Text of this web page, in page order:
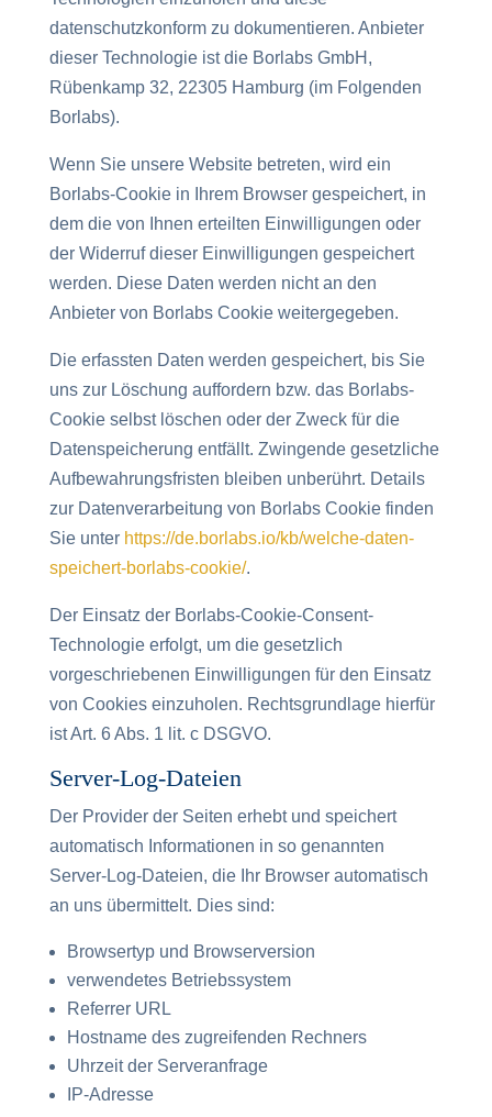
datenschutzkonform zu dokumentieren. Anbieter
dieser Technologie ist die Borlabs GmbH,
Rübenkamp 32, 22305 Hamburg (im Folgenden
Borlabs).
Wenn Sie unsere Website betreten, wird ein
Borlabs-Cookie in Ihrem Browser gespeichert, in
dem die von Ihnen erteilten Einwilligungen oder
der Widerruf dieser Einwilligungen gespeichert
werden. Diese Daten werden nicht an den
Anbieter von Borlabs Cookie weitergegeben.
Die erfassten Daten werden gespeichert, bis Sie
uns zur Löschung auffordern bzw. das Borlabs-
Cookie selbst löschen oder der Zweck für die
Datenspeicherung entfällt. Zwingende gesetzliche
Aufbewahrungsfristen bleiben unberührt. Details
zur Datenverarbeitung von Borlabs Cookie finden
Sie unter https://de.borlabs.io/kb/welche-daten-
speichert-borlabs-cookie/.
Der Einsatz der Borlabs-Cookie-Consent-
Technologie erfolgt, um die gesetzlich
vorgeschriebenen Einwilligungen für den Einsatz
von Cookies einzuholen. Rechtsgrundlage hierfür
ist Art. 6 Abs. 1 lit. c DSGVO.
Server-Log-Dateien
Der Provider der Seiten erhebt und speichert
automatisch Informationen in so genannten
Server-Log-Dateien, die Ihr Browser automatisch
an uns übermittelt. Dies sind:
Browsertyp und Browserversion
verwendetes Betriebssystem
Referrer URL
Hostname des zugreifenden Rechners
Uhrzeit der Serveranfrage
IP-Adresse